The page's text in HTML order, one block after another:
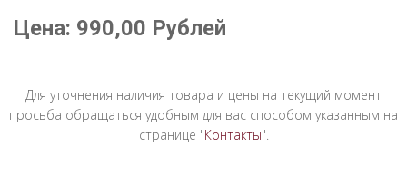
Цена: 990,00 Рублей
Для уточнения наличия товара и цены на текущий момент
просьба обращаться удобным для вас способом указанным на
странице "Контакты".